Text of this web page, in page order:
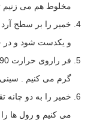
مخلوط هم می زنیم
خمیر را بر سطح
و یکدست شود و در جای گرم به
گرم می کنیم .
می کنیم و رول ها